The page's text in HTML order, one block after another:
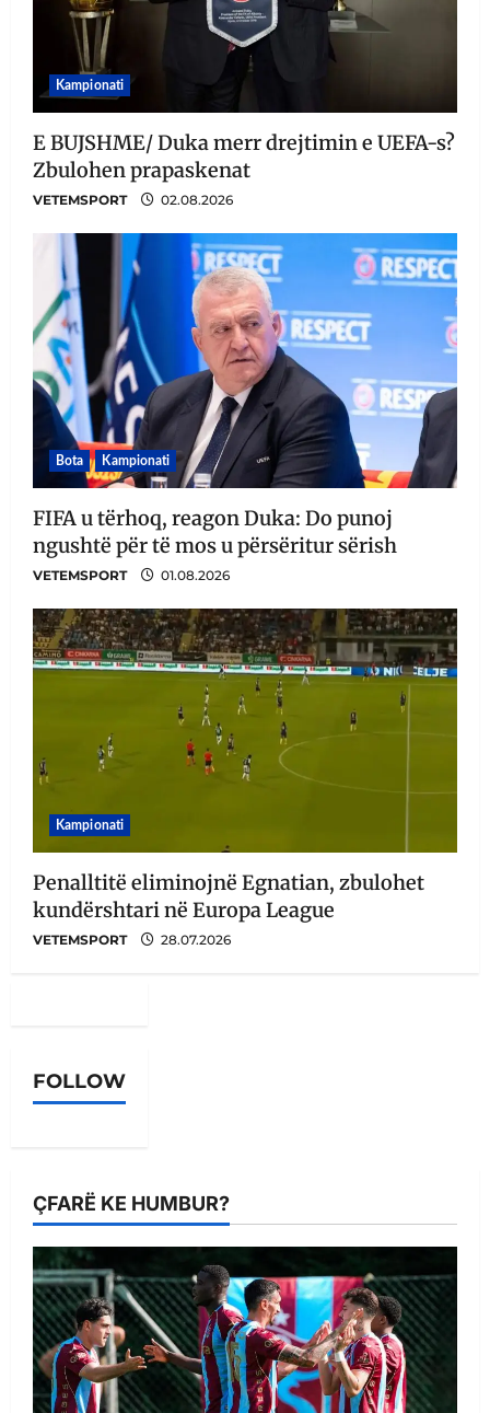
Kampionati
E BUJSHME/ Duka merr drejtimin e UEFA-s?
Zbulohen prapaskenat
VETEMSPORT 02.08.2026
Bota Kampionati
FIFA u tërhoq, reagon Duka: Do punoj
ngushtë për të mos u përsëritur sërish
VETEMSPORT 01.08.2026
Kampionati
Penalltitë eliminojnë Egnatian, zbulohet
kundërshtari në Europa League
VETEMSPORT 28.07.2026
FOLLOW
ÇFARË KE HUMBUR?